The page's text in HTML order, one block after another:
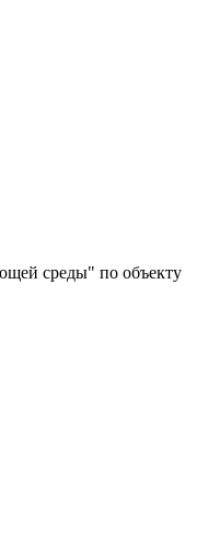
среды" по объекту